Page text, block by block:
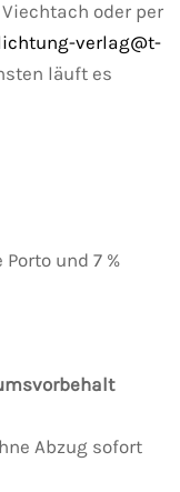
oder per
verlag@t-
läuft es
und 7 %
Abzug sofort